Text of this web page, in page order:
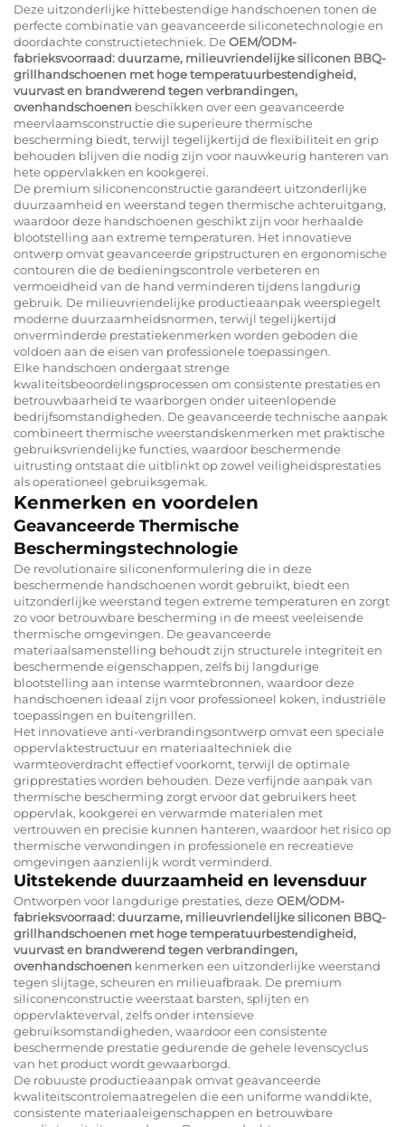
Deze uitzonderlijke hittebestendige handschoenen tonen de
perfecte combinatie van geavanceerde siliconetechnologie en
doordachte constructietechniek. DeOEM/ODM-
fabrieksvoorraad: duurzame, milieuvriendelijke siliconen BBQ-
grillhandschoenen met hoge temperatuurbestendigheid,
vuurvast en brandwerend tegen verbrandingen,
ovenhandschoenen beschikken over een geavanceerde
meervlaamsconstructie die superieure thermische
bescherming biedt, terwijl tegelijkertijd de flexibiliteit en grip
behouden blijven die nodig zijn voor nauwkeurig hanteren van
hete oppervlakken en kookgerei.
De premium siliconenconstructie garandeert uitzonderlijke
duurzaamheid en weerstand tegen thermische achteruitgang,
waardoor deze handschoenen geschikt zijn voor herhaalde
blootstelling aan extreme temperaturen. Het innovatieve
ontwerp omvat geavanceerde gripstructuren en ergonomische
contouren die de bedieningscontrole verbeteren en
vermoeidheid van de hand verminderen tijdens langdurig
gebruik. De milieuvriendelijke productieaanpak weerspiegelt
moderne duurzaamheidsnormen, terwijl tegelijkertijd
onverminderde prestatiekenmerken worden geboden die
voldoen aan de eisen van professionele toepassingen.
Elke handschoen ondergaat strenge
kwaliteitsbeoordelingsprocessen om consistente prestaties en
betrouwbaarheid te waarborgen onder uiteenlopende
bedrijfsomstandigheden. De geavanceerde technische aanpak
combineert thermische weerstandskenmerken met praktische
gebruiksvriendelijke functies, waardoor beschermende
uitrusting ontstaat die uitblinkt op zowel veiligheidsprestaties
als operationeel gebruiksgemak.
Kenmerken en voordelen
Geavanceerde Thermische
Beschermingstechnologie
De revolutionaire siliconenformulering die in deze
beschermende handschoenen wordt gebruikt, biedt een
uitzonderlijke weerstand tegen extreme temperaturen en zorgt
zo voor betrouwbare bescherming in de meest veeleisende
thermische omgevingen. De geavanceerde
materiaalsamenstelling behoudt zijn structurele integriteit en
beschermende eigenschappen, zelfs bij langdurige
blootstelling aan intense warmtebronnen, waardoor deze
handschoenen ideaal zijn voor professioneel koken, industriële
toepassingen en buitengrillen.
Het innovatieve anti-verbrandingsontwerp omvat een speciale
oppervlaktestructuur en materiaaltechniek die
warmteoverdracht effectief voorkomt, terwijl de optimale
gripprestaties worden behouden. Deze verfijnde aanpak van
thermische bescherming zorgt ervoor dat gebruikers heet
oppervlak, kookgerei en verwarmde materialen met
vertrouwen en precisie kunnen hanteren, waardoor het risico op
thermische verwondingen in professionele en recreatieve
omgevingen aanzienlijk wordt verminderd.
Uitstekende duurzaamheid en levensduur
Ontworpen voor langdurige prestaties, dezeOEM/ODM-
fabrieksvoorraad: duurzame, milieuvriendelijke siliconen BBQ-
grillhandschoenen met hoge temperatuurbestendigheid,
vuurvast en brandwerend tegen verbrandingen,
ovenhandschoenen kenmerken een uitzonderlijke weerstand
tegen slijtage, scheuren en milieuafbraak. De premium
siliconenconstructie weerstaat barsten, splijten en
oppervlakteverval, zelfs onder intensieve
gebruiksomstandigheden, waardoor een consistente
beschermende prestatie gedurende de gehele levenscyclus
van het product wordt gewaarborgd.
De robuuste productieaanpak omvat geavanceerde
kwaliteitscontrolemaatregelen die een uniforme wanddikte,
consistente materiaaleigenschappen en betrouwbare